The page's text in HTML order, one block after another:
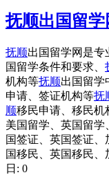
抚顺出国留学
抚顺出国留学网是专
国留学条件和要求、
机构等抚顺出国留学
申请、签证机构等抚
顺移民申请、移民机
美国留学、英国留
国签证、英国签证
国移民、英国移民
日: 0